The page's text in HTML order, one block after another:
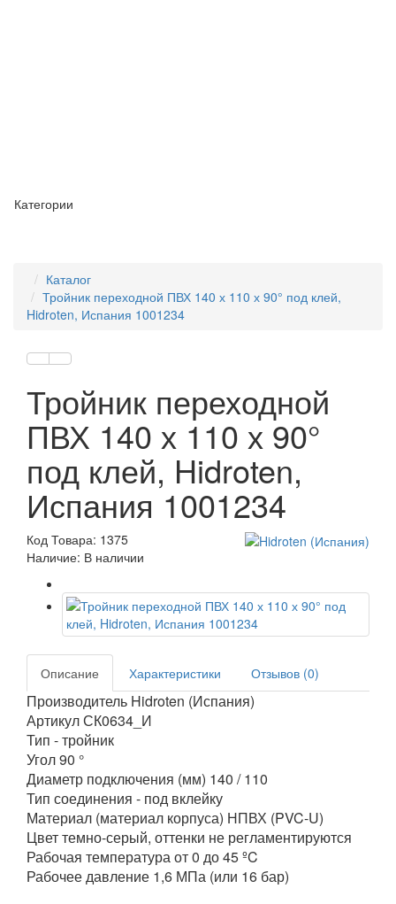
Категории
Каталог
Тройник переходной ПВХ 140 х 110 х 90° под клей,
Hidroten, Испания 1001234
Тройник переходной
ПВХ 140 х 110 х 90°
под клей, Hidroten,
Испания 1001234
Код Товара: 1375
Наличие: В наличии
Описание Характеристики Отзывов (0)
Производитель Hidroten (Испания)
Артикул СК0634_И
Тип - тройник
Угол 90 °
Диаметр подключения (мм) 140 / 110
Тип соединения - под вклейку
Материал (материал корпуса) НПВХ (PVC-U)
Цвет темно-серый, оттенки не регламентируются
Рабочая температура от 0 до 45 ºC
Рабочее давление 1,6 МПа (или 16 бар)